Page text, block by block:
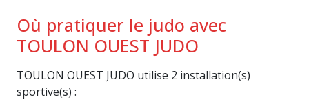
Où pratiquer le judo avec
TOULON OUEST JUDO
TOULON OUEST JUDO utilise 2 installation(s)
sportive(s) :